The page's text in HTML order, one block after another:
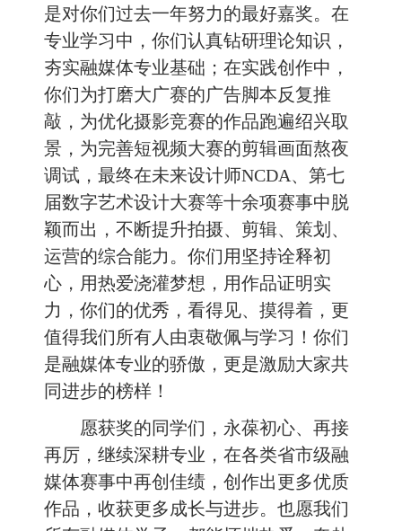
是对你们过去一年努力的最好嘉奖。在
专业学习中，你们认真钻研理论知识，
夯实融媒体专业基础；在实践创作中，
你们为打磨大广赛的广告脚本反复推
敲，为优化摄影竞赛的作品跑遍绍兴取
景，为完善短视频大赛的剪辑画面熬夜
调试，最终在未来设计师NCDA、第七
届数字艺术设计大赛等十余项赛事中脱
颖而出，不断提升拍摄、剪辑、策划、
运营的综合能力。你们用坚持诠释初
心，用热爱浇灌梦想，用作品证明实
力，你们的优秀，看得见、摸得着，更
值得我们所有人由衷敬佩与学习！你们
是融媒体专业的骄傲，更是激励大家共
同进步的榜样！
愿获奖的同学们，永葆初心、再接
再厉，继续深耕专业，在各类省市级融
媒体赛事中再创佳绩，创作出更多优质
作品，收获更多成长与进步。也愿我们